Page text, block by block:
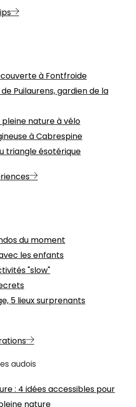
à Fontfroide
Puilaurens, gardien de la
pleine nature à vélo
à Cabrespine
triangle ésotérique
du moment
les enfants
"slow"
5 lieux surprenants
audois
: 4 idées accessibles pour
nature